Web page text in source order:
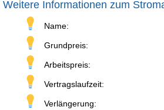
Weitere Informationen zum
Name:
Grundpreis:
Arbeitspreis:
Vertragslaufzeit:
Verlängerung: